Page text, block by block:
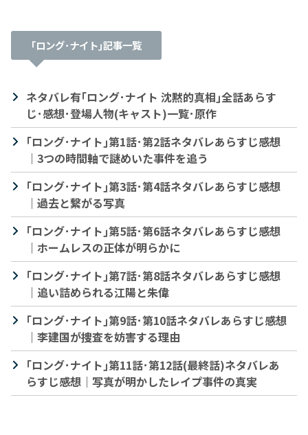
｢ロング･ナイト｣記事一覧
ネタバレ有｢ロング･ナイト 沈黙的真相｣全話あらす
じ･感想･登場人物(キャスト)一覧･原作
｢ロング･ナイト｣第1話･第2話ネタバレあらすじ感想
｜3つの時間軸で謎めいた事件を追う
｢ロング･ナイト｣第3話･第4話ネタバレあらすじ感想
｜過去と繋がる写真
｢ロング･ナイト｣第5話･第6話ネタバレあらすじ感想
｜ホームレスの正体が明らかに
｢ロング･ナイト｣第7話･第8話ネタバレあらすじ感想
｜追い詰められる江陽と朱偉
｢ロング･ナイト｣第9話･第10話ネタバレあらすじ感想
｜李建国が捜査を妨害する理由
｢ロング･ナイト｣第11話･第12話(最終話)ネタバレあ
らすじ感想｜写真が明かしたレイプ事件の真実